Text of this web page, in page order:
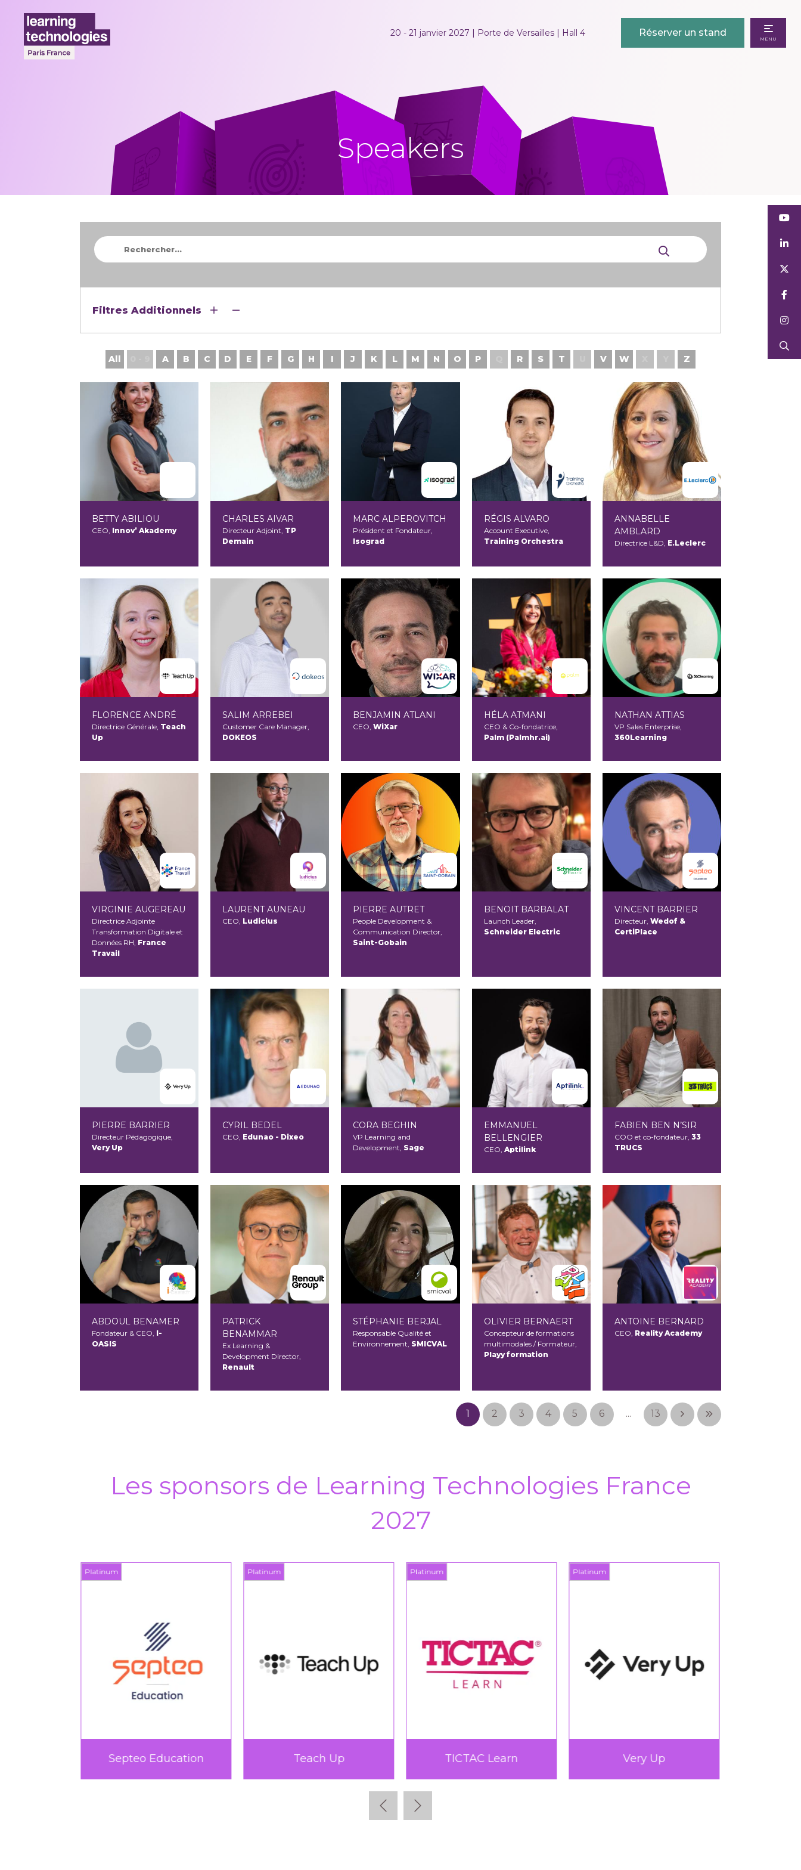
20 - 21 janvier 2027 | Porte de Versailles | Hall 4 Réserver un stand
MENU
Speakers
Filtres Additionnels
All A B C D E F G H I J K L M N O P R S T V W Z
BETTY ABILIOU
CEO, Innov’ Akademy
CHARLES AIVAR
Directeur Adjoint, TP
Demain
MARC ALPEROVITCH
Président et Fondateur,
Isograd
RÉGIS ALVARO
Account Executive,
Training Orchestra
ANNABELLE
AMBLARD
Directrice L&D, E.Leclerc
FLORENCE ANDRÉ
Directrice Générale, Teach
Up
SALIM ARREBEI
Customer Care Manager,
DOKEOS
BENJAMIN ATLANI
CEO,WiXar
HÉLA ATMANI
CEO & Co-fondatrice,
Palm (Palmhr.ai)
NATHAN ATTIAS
VP Sales Enterprise,
360Learning
VIRGINIE AUGEREAU
Directrice Adjointe
Transformation Digitale et
Données RH, France
Travail
LAURENT AUNEAU
CEO, Ludicius
PIERRE AUTRET
People Development &
Communication Director,
Saint-Gobain
BENOIT BARBALAT
Launch Leader,
Schneider Electric
VINCENT BARRIER
Directeur, Wedof &
CertiPlace
PIERRE BARRIER
Directeur Pédagogique,
Very Up
CYRIL BEDEL
CEO, Edunao - Dixeo
CORA BEGHIN
VP Learning and
Development, Sage
EMMANUEL
BELLENGIER
CEO, Aptilink
FABIEN BEN N’SIR
COO et co-fondateur, 33
TRUCS
ABDOUL BENAMER
Fondateur & CEO, I-
OASIS
PATRICK
BENAMMAR
Ex Learning &
Development Director,
Renault
STÉPHANIE BERJAL
Responsable Qualité et
Environnement, SMICVAL
OLIVIER BERNAERT
Concepteur de formations
multimodales / Formateur,
Playy formation
ANTOINE BERNARD
CEO, Reality Academy
1 2 3 4 5 6 ... 13
Les sponsors de Learning Technologies France
2027
Platinum
Septeo Education
Platinum
Teach Up
Platinum
TICTAC Learn
Platinum
Very Up